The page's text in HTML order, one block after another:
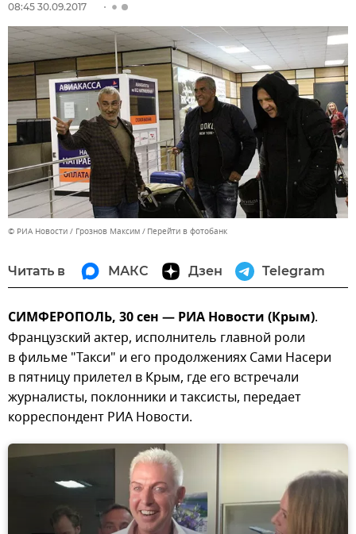
08:45 30.09.2017
© РИА Новости / Грознов Максим Перейти в фотобанк
Читать в МАКС Дзен Telegram
СИМФЕРОПОЛЬ, 30 сен — РИА Новости (Крым).
Французский актер, исполнитель главной роли
в фильме "Такси" и его продолжениях Сами Насери
в пятницу прилетел в Крым, где его встречали
журналисты, поклонники и таксисты, передает
корреспондент РИА Новости.